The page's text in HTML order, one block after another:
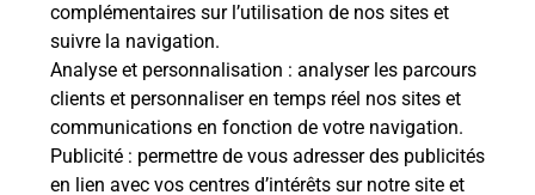
complémentaires sur l’utilisation de nos sites et
suivre la navigation.
Analyse et personnalisation : analyser les parcours
clients et personnaliser en temps réel nos sites et
communications en fonction de votre navigation.
Publicité : permettre de vous adresser des publicités
en lien avec vos centres d’intérêts sur notre site et
Comment La Poste participe-t-elle
à votre sécurité au quotidien ?
Puis-je passer mon code de la route
avec La Poste et sous quelles